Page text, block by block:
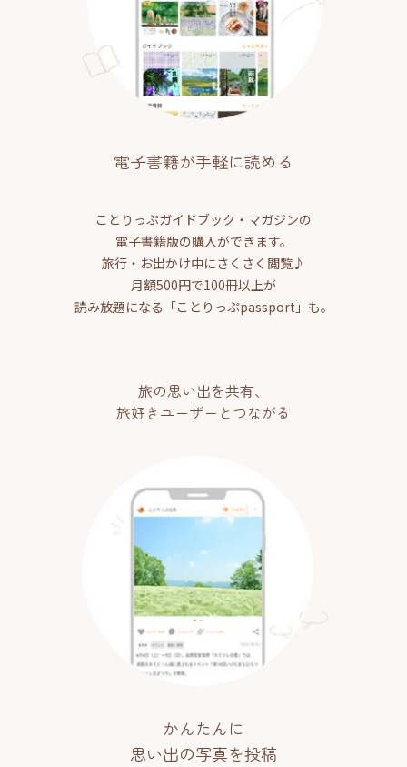
電子書籍が手軽に読める
ことりっぷガイドブック・マガジンの
電子書籍版の購入ができます。
旅行・お出かけ中にさくさく閲覧♪
月額500円で100冊以上が
読み放題になる「ことりっぷpassport」も。
旅の思い出を共有、
旅好きユーザーとつながる
かんたんに
思い出の写真を投稿